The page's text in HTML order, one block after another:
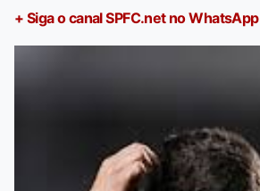
+ Siga o canal SPFC.net no WhatsApp